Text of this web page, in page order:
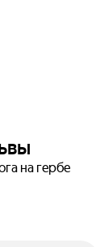
на гербе